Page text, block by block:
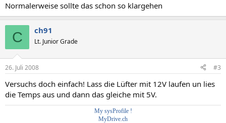
Normalerweise sollte das schon so klargehen
C ch91
Lt. Junior Grade
26. Juli 2008 #3
Versuchs doch einfach! Lass die Lüfter mit 12V laufen un lies
die Temps aus und dann das gleiche mit 5V.
My sysProfile !
MyDrive.ch